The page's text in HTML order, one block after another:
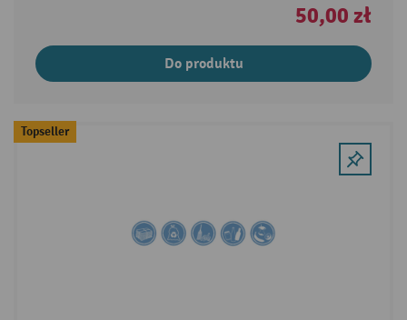
50,00 zł
Do produktu
Topseller